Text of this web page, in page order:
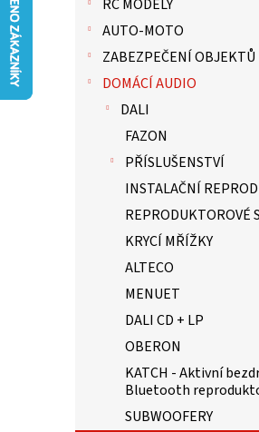
RC MODELY
AUTO-MOTO
ZABEZPEČENÍ OBJEKTŮ
DOMÁCÍ AUDIO
DALI
FAZON
PŘÍSLUŠENSTVÍ
INSTALAČNÍ
REPRODUKTOROVÉ
KRYCÍ MŘÍŽKY
ALTECO
MENUET
DALI CD + LP
OBERON
KATCH - Aktivní
Bluetooth
SUBWOOFERY